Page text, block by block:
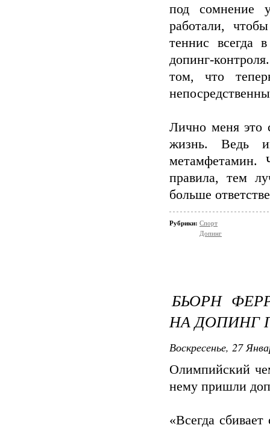
под сомнение
работали,
теннис всегда
допинг-
том, что
Лично меня это
жизнь. Ведь
правила, тем
больше
Рубрики: Спорт
Допинг
БЬОРН
НА ДОПИНГ
Воскресенье, 27
Олимпийский
нему пришли
«Всегда